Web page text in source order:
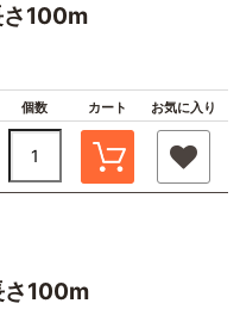
100m
個数 カート お気に入り
100m